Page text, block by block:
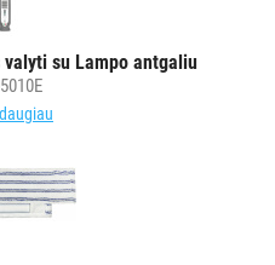
su Lampo antgaliu